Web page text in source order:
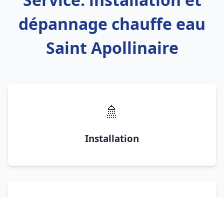
dépannage chauffe eau
Saint Apollinaire
🚿
Installation